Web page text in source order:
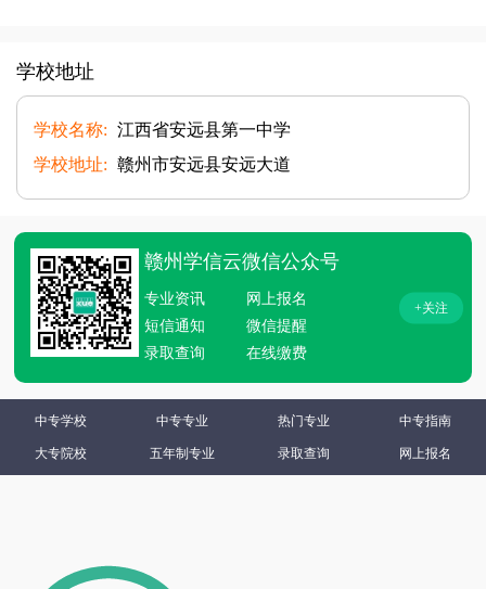
学校地址
学校名称: 江西省安远县第一中学
学校地址: 赣州市安远县安远大道
赣州学信云微信公众号
专业资讯
网上报名
短信通知
微信提醒
录取查询
在线缴费
+关注
中专学校 中专专业 热门专业 中专指南
大专院校 五年制专业 录取查询 网上报名